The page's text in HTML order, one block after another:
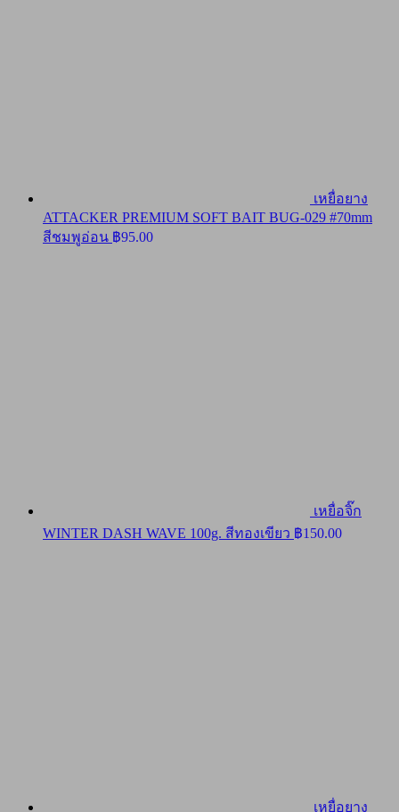
เหยื่อยาง
ATTACKER PREMIUM SOFT BAIT BUG-029 #70mm
สีชมพูอ่อน ฿95.00
เหยื่อจิ๊ก
WINTER DASH WAVE 100g. สีทองเขียว ฿150.00
เหยื่อยาง